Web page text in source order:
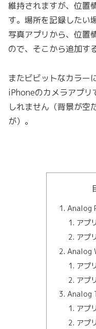
維持されますが、位置
す。場所を記録したい
写真アプリから、位置
ので、そこから追加す
またビビットなカラー
iPhoneのカメラアプリ
しれません（背景が空
が）。
Analog
アプ
アプ
Analog
アプ
アプ
Analog
アプ
アプ